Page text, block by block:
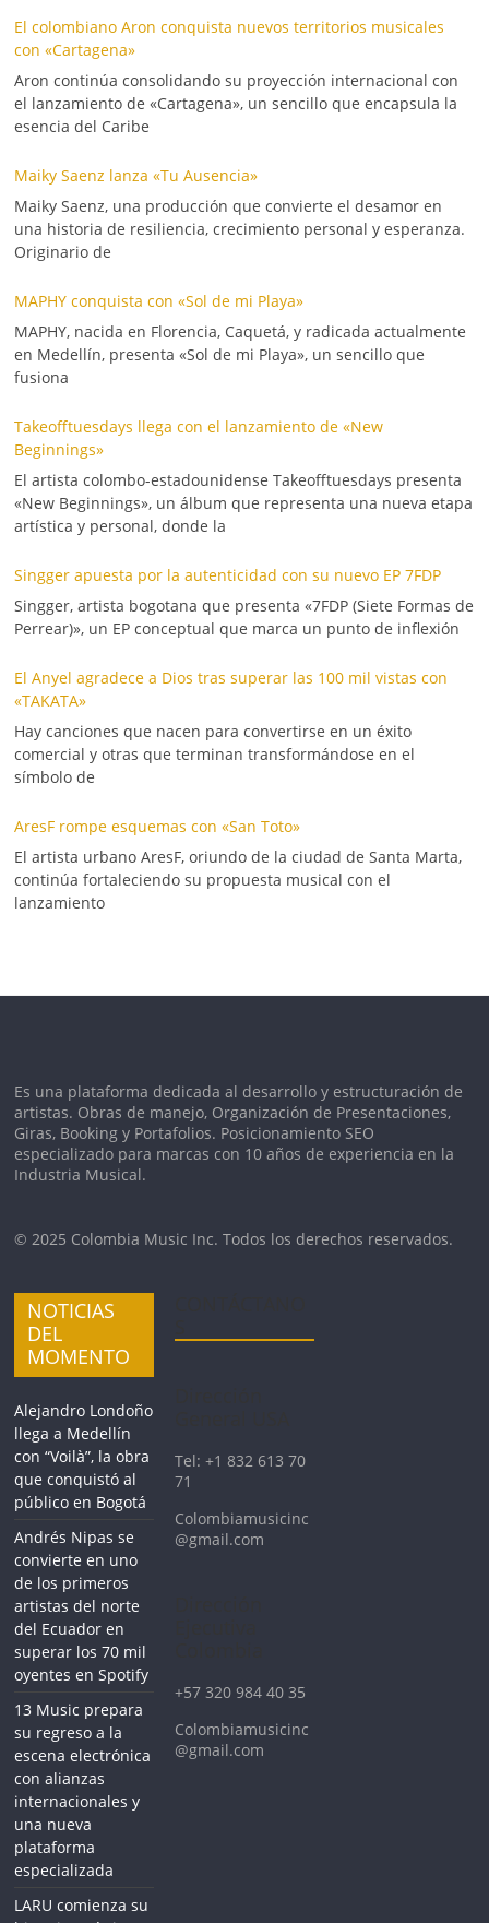
El colombiano Aron conquista nuevos territorios musicales
con «Cartagena»
Aron continúa consolidando su proyección internacional con
el lanzamiento de «Cartagena», un sencillo que encapsula la
esencia del Caribe
Maiky Saenz lanza «Tu Ausencia»
Maiky Saenz, una producción que convierte el desamor en
una historia de resiliencia, crecimiento personal y esperanza.
Originario de
MAPHY conquista con «Sol de mi Playa»
MAPHY, nacida en Florencia, Caquetá, y radicada actualmente
en Medellín, presenta «Sol de mi Playa», un sencillo que
fusiona
Takeofftuesdays llega con el lanzamiento de «New
Beginnings»
El artista colombo-estadounidense Takeofftuesdays presenta
«New Beginnings», un álbum que representa una nueva etapa
artística y personal, donde la
Singger apuesta por la autenticidad con su nuevo EP 7FDP
Singger, artista bogotana que presenta «7FDP (Siete Formas de
Perrear)», un EP conceptual que marca un punto de inflexión
El Anyel agradece a Dios tras superar las 100 mil vistas con
«TAKATA»
Hay canciones que nacen para convertirse en un éxito
comercial y otras que terminan transformándose en el
símbolo de
AresF rompe esquemas con «San Toto»
El artista urbano AresF, oriundo de la ciudad de Santa Marta,
continúa fortaleciendo su propuesta musical con el
lanzamiento
Es una plataforma dedicada al desarrollo y estructuración de
artistas. Obras de manejo, Organización de Presentaciones,
Giras, Booking y Portafolios. Posicionamiento SEO
especializado para marcas con 10 años de experiencia en la
Industria Musical.
© 2025 Colombia Music Inc. Todos los derechos reservados.
NOTICIAS
DEL
MOMENTO
Alejandro Londoño
llega a Medellín
con “Voilà”, la obra
que conquistó al
público en Bogotá
Andrés Nipas se
convierte en uno
de los primeros
artistas del norte
del Ecuador en
superar los 70 mil
oyentes en Spotify
13 Music prepara
su regreso a la
escena electrónica
con alianzas
internacionales y
una nueva
plataforma
especializada
LARU comienza su
Tel: +1 832 613 70
71
Colombiamusicinc
@gmail.com
+57 320 984 40 35
Colombiamusicinc
@gmail.com